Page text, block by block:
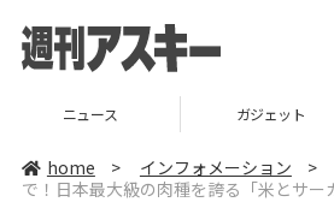
ガジェット ゲーム
home > インフォメーション >
で！日本最大級の肉種を誇る「米とサー